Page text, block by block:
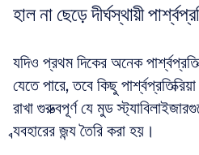
হাল না ছেড়ে দীর্ঘস্থায়ী
যদিও প্রথম দিকের অনেক
যেতে পারে, তবে কিছু
রাখা গুরুত্বপূর্ণ যে মুড
ব্যবহারের জন্য তৈরি করা হয়।